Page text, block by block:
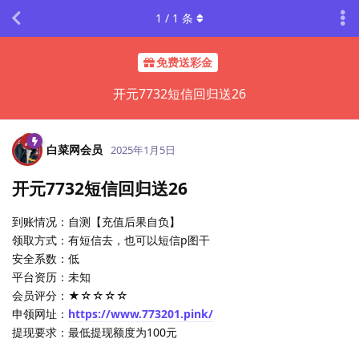
免费送彩金
开元7732短信回归送26
1 / 1 条
白菜网会员 2025年1月5日
开元7732短信回归送26
到账情况：自测【充值后果自负】
领取方式：有短信去，也可以短信p图干
安全系数：低
平台资历：未知
会员评分：★☆☆☆☆
申领网址： https://www.773201.pink/
提现要求：最低提现额度为100元